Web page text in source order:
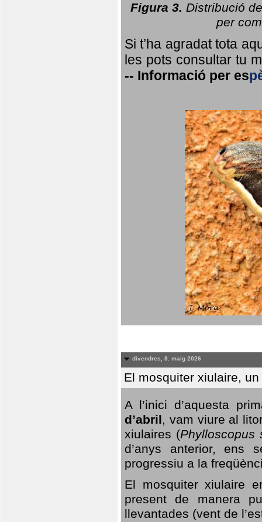
Figura 3. Distribució
per
Si t’ha agradat tota
les pots consultar tu
-- Informació per es
divendres, 8. maig 2026
El mosquiter xiulaire,
A l’inici d’aquesta
d’abril, vam viure al
xiulaires (Phylloscopus
d’anys anterior, ens
progressiu a la
El mosquiter xiulaire
present de manera
llevantades (vent de